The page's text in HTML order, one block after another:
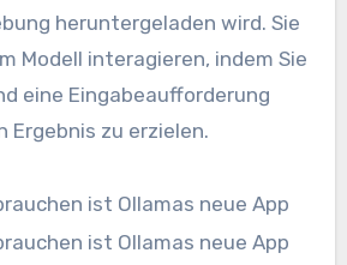
heruntergeladen wird. Sie
Modell interagieren, indem Sie
eine Eingabeaufforderung
Ergebnis zu erzielen.